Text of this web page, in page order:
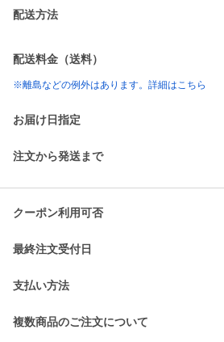
配送方法
配送料金（送料）
※離島などの例外はあります。詳細はこちら
お届け日指定
注文から発送まで
クーポン利用可否
最終注文受付日
支払い方法
複数商品のご注文について